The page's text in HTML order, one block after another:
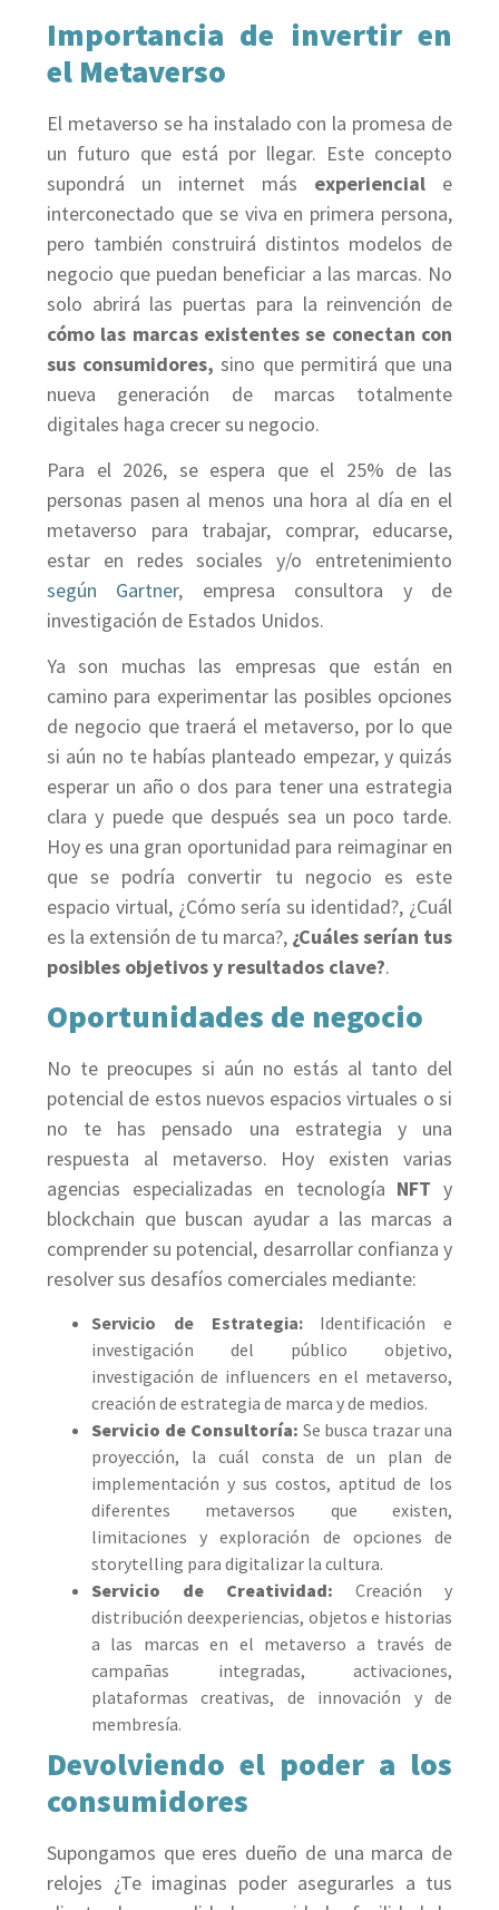
Importancia de invertir en
el Metaverso
El metaverso se ha instalado con la promesa de
un futuro que está por llegar. Este concepto
supondrá un internet más experiencial e
interconectado que se viva en primera persona,
pero también construirá distintos modelos de
negocio que puedan beneficiar a las marcas. No
solo abrirá las puertas para la reinvención de
cómo las marcas existentes se conectan con
sus consumidores,sino que permitirá que una
nueva generación de marcas totalmente
digitales haga crecer su negocio.
Para el 2026, se espera que el 25% de las
personas pasen al menos una hora al día en el
metaverso para trabajar, comprar, educarse,
estar en redes sociales y/o entretenimiento
según Gartner, empresa consultora y de
investigación de Estados Unidos.
Ya son muchas las empresas que están en
camino para experimentar las posibles opciones
de negocio que traerá el metaverso, por lo que
si aún no te habías planteado empezar, y quizás
esperar un año o dos para tener una estrategia
clara y puede que después sea un poco tarde.
Hoy es una gran oportunidad para reimaginar en
que se podría convertir tu negocio es este
espacio virtual, ¿Cómo sería su identidad?, ¿Cuál
es la extensión de tu marca?, ¿Cuáles serían tus
posibles objetivos y resultados clave?.
Oportunidades de negocio
No te preocupes si aún no estás al tanto del
potencial de estos nuevos espacios virtuales o si
no te has pensado una estrategia y una
respuesta al metaverso. Hoy existen varias
agencias especializadas en tecnología NFT y
blockchain que buscan ayudar a las marcas a
comprender su potencial, desarrollar confianza y
resolver sus desafíos comerciales mediante:
Servicio de Estrategia: Identificación e
investigación del público objetivo,
investigación de influencers en el metaverso,
creación de estrategia de marca y de medios.
Servicio de Consultoría: Se busca trazar una
proyección, la cuál consta de un plan de
implementación y sus costos, aptitud de los
diferentes metaversos que existen,
limitaciones y exploración de opciones de
storytelling para digitalizar la cultura.
Servicio de Creatividad: Creación y
distribución deexperiencias, objetos e historias
a las marcas en el metaverso a través de
campañas integradas, activaciones,
plataformas creativas, de innovación y de
membresía.
Devolviendo el poder a los
consumidores
Supongamos que eres dueño de una marca de
relojes ¿Te imaginas poder asegurarles a tus